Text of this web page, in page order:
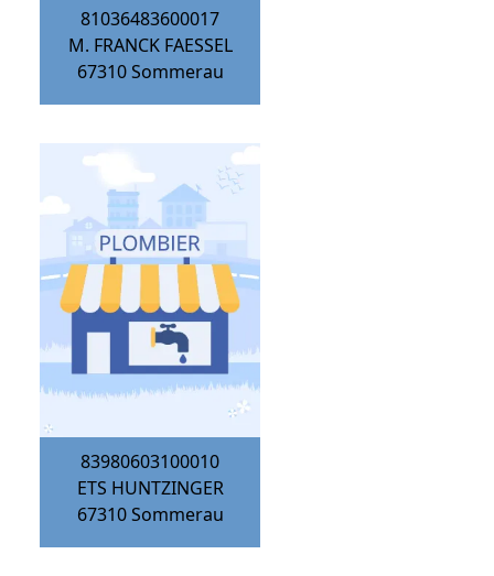
81036483600017
M. FRANCK FAESSEL
67310 Sommerau
83980603100010
ETS HUNTZINGER
67310 Sommerau